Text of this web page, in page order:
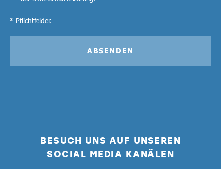
BESUCH UNS AUF UNSEREN
SOCIAL MEDIA KANÄLEN
* Pflichtfelder.
ABSENDEN